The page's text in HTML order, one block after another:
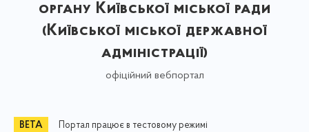
органу Київської міської ради
(Київської міської державної
адміністрації)
офіційний вебпортал
Портал працює в тестовому режимі